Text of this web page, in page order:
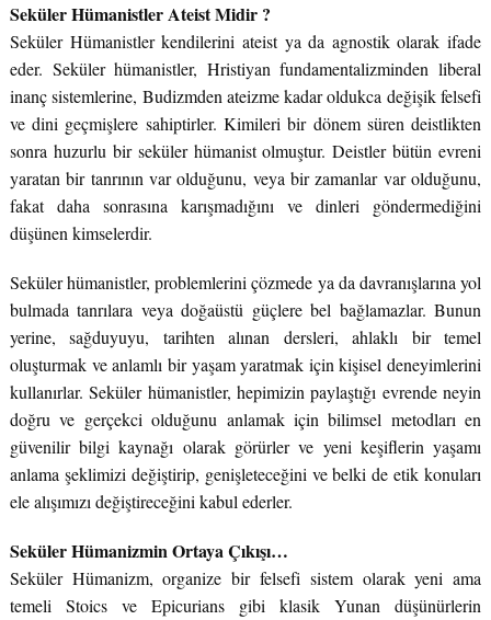
Seküler Hümanistler Ateist Midir ?
Seküler Hümanistler kendilerini ateist ya da agnostik olarak ifade
eder. Seküler hümanistler, Hristiyan fundamentalizminden liberal
inanç sistemlerine, Budizmden ateizme kadar oldukca değişik felsefi
ve dini geçmişlere sahiptirler. Kimileri bir dönem süren deistlikten
sonra huzurlu bir seküler hümanist olmuştur. Deistler bütün evreni
yaratan bir tanrının var olduğunu, veya bir zamanlar var olduğunu,
fakat daha sonrasına karışmadığını ve dinleri göndermediğini
düşünen kimselerdir.
Seküler hümanistler, problemlerini çözmede ya da davranışlarına yol
bulmada tanrılara veya doğaüstü güçlere bel bağlamazlar. Bunun
yerine, sağduyuyu, tarihten alınan dersleri, ahlaklı bir temel
oluşturmak ve anlamlı bir yaşam yaratmak için kişisel deneyimlerini
kullanırlar. Seküler hümanistler, hepimizin paylaştığı evrende neyin
doğru ve gerçekci olduğunu anlamak için bilimsel metodları en
güvenilir bilgi kaynağı olarak görürler ve yeni keşiflerin yaşamı
anlama şeklimizi değiştirip, genişleteceğini ve belki de etik konuları
ele alışımızı değiştireceğini kabul ederler.
Seküler Hümanizmin Ortaya Çıkışı…
Seküler Hümanizm, organize bir felsefi sistem olarak yeni ama
temeli Stoics ve Epicurians gibi klasik Yunan düşünürlerin